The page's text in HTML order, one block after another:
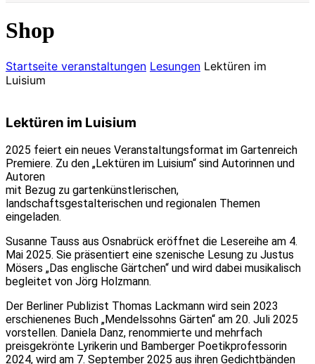
Shop
Startseite veranstaltungen Lesungen Lektüren im
Luisium
Lektüren im Luisium
2025 feiert ein neues Veranstaltungsformat im Gartenreich
Premiere. Zu den „Lektüren im Luisium“ sind Autorinnen und
Autoren
mit Bezug zu gartenkünstlerischen,
landschaftsgestalterischen und regionalen Themen
eingeladen.
Susanne Tauss aus Osnabrück eröffnet die Lesereihe am 4.
Mai 2025. Sie präsentiert eine szenische Lesung zu Justus
Mösers „Das englische Gärtchen“ und wird dabei musikalisch
begleitet von Jörg Holzmann.
Der Berliner Publizist Thomas Lackmann wird sein 2023
erschienenes Buch „Mendelssohns Gärten“ am 20. Juli 2025
vorstellen. Daniela Danz, renommierte und mehrfach
preisgekrönte Lyrikerin und Bamberger Poetikprofessorin
2024, wird am 7. September 2025 aus ihren Gedichtbänden